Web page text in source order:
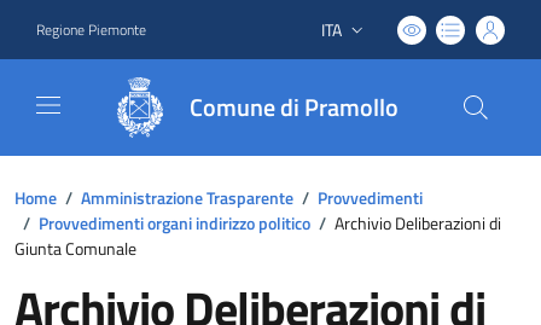
Regione Piemonte Lingua attiva:
ITA
Comune di Pramollo
Home / Amministrazione Trasparente / Provvedimenti
/ Provvedimenti organi indirizzo politico / Archivio Deliberazioni di
Giunta Comunale
Archivio Deliberazioni di